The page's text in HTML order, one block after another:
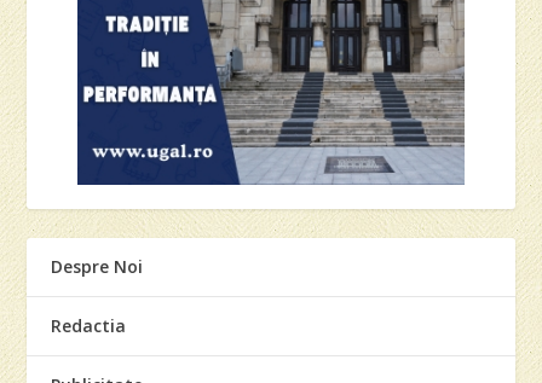
Despre Noi
Redactia